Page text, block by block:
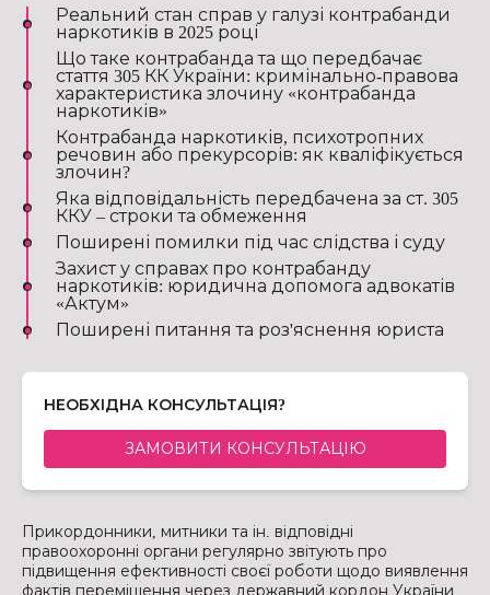
Реальний стан справ у галузі контрабанди
наркотиків в 2025 році
Що таке контрабанда та що передбачає
стаття 305 КК України: кримінально-правова
характеристика злочину «контрабанда
наркотиків»
Контрабанда наркотиків, психотропних
речовин або прекурсорів: як кваліфікується
злочин?
Яка відповідальність передбачена за ст. 305
ККУ – строки та обмеження
Поширені помилки під час слідства і суду
Захист у справах про контрабанду
наркотиків: юридична допомога адвокатів
«Актум»
Поширені питання та роз'яснення юриста
НЕОБХІДНА КОНСУЛЬТАЦІЯ?
ЗАМОВИТИ КОНСУЛЬТАЦІЮ
Прикордонники, митники та ін. відповідні
правоохоронні органи регулярно звітують про
підвищення ефективності своєї роботи щодо виявлення
фактів переміщення через державний кордон України